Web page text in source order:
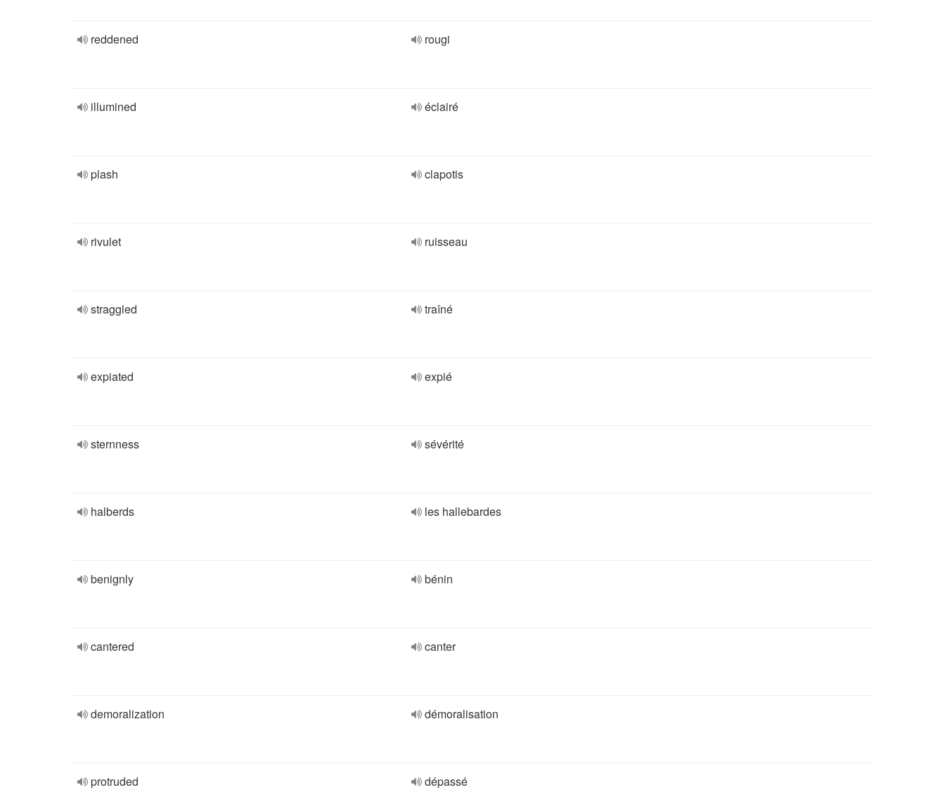
reddened rougi
illumined éclairé
plash clapotis
rivulet ruisseau
straggled traîné
expiated expié
sternness sévérité
halberds les hallebardes
benignly bénin
cantered canter
demoralization démoralisation
protruded dépassé